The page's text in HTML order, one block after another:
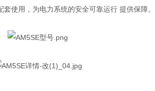
使用，为电力系统的安全可靠运行 提供保障。